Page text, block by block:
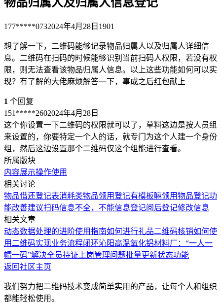
177*****0732024年4月28日 1901
想了解一下，二维码能够记录物品归属人以及归属人详细信
息。二维码在扫码的时候能够识别当前扫码人权限，若没有权
限，则无法查看该物品归属人信息。以上这些功能如何可以实
现？有了解的大佬麻烦解答一下，事成之后红包献上
1 个回复
151*****2602024年4月28日
这个你设置一下二维码的权限就可以了，草料这边是按人员组
来设置的，你要特定一个人的话，就专门为这个人建一个身份
组，然后这边设置那个二维码仅这个组能进行查看。
所属版块
内容展示操作使用
相关讨论
物品借还登记表消耗类物品领用登记有模板嘛领用物品登记功
能改善建议扫码信息不全，不能信息登记阅后登记修改信息
相关文章
动态数据处理的进阶使用指南如何进行礼品二维码核销如何使
用二维码实现业务流程闭环沁阳高温氧化铝材料厂：“一人一
帽一码”解决全员持证上岗管理问题批量更新状态功能
返回社区主页
我们努力把二维码技术变成简单实用的产品，让每个人和组织
都能轻松使用。